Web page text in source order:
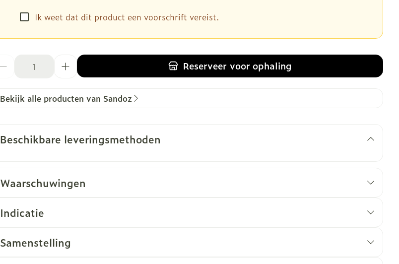
Ik weet dat dit product een voorschrift vereist.
Reserveervoor ophaling
Bekijk alle producten van Sandoz
Beschikbare leveringsmethoden
Waarschuwingen
Wanneer mag u dit middel niet gebruiken?
Indicatie
Samenstelling